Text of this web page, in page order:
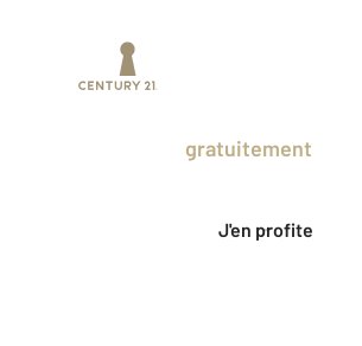
gratuitement
J'en profite